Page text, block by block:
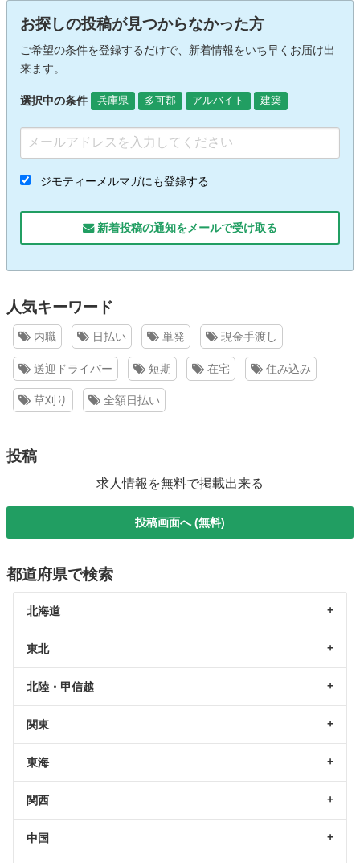
お探しの投稿が見つからなかった方
ご希望の条件を登録するだけで、新着情報をいち早くお届け出
来ます。
選択中の条件 兵庫県 多可郡 アルバイト 建築
ジモティーメルマガにも登録する
新着投稿の通知をメールで受け取る
人気キーワード
内職 日払い 単発 現金手渡し
送迎ドライバー 短期 在宅 住み込み
草刈り 全額日払い
投稿
求人情報を無料で掲載出来る
投稿画面へ (無料)
都道府県で検索
北海道
東北
北陸・甲信越
関東
東海
関西
中国